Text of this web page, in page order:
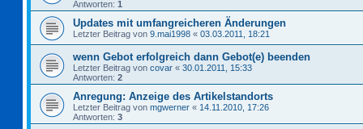
Antworten: 1
Updates mit umfangreicheren Änderungen
Letzter Beitrag von 9.mai1998 « 03.03.2011, 18:21
wenn Gebot erfolgreich dann Gebot(e) beenden
Letzter Beitrag von covar « 30.01.2011, 15:33
Antworten: 2
Anregung: Anzeige des Artikelstandorts
Letzter Beitrag von mgwerner « 14.11.2010, 17:26
Antworten: 3